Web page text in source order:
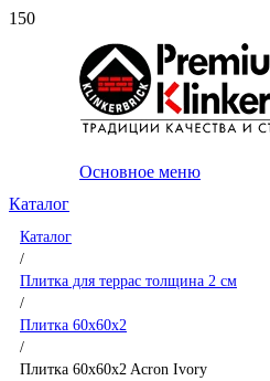
Основное меню
Каталог
Каталог
/
Плитка для террас толщина 2 см
/
Плитка 60x60x2
/
Плитка 60x60x2 Acron Ivory